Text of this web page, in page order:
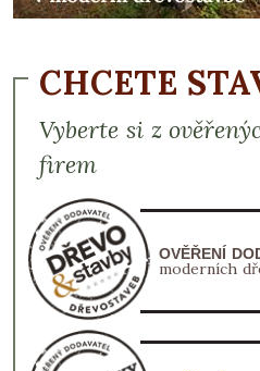
CHCETE
Vyberte si z
firem
OVĚŘENÍ
moderních